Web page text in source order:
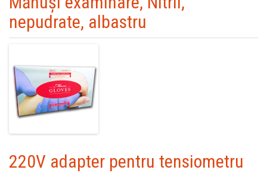
nepudrate, albastru
220V adapter pentru tensiometru